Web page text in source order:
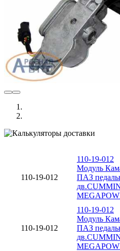
110-19-012
110-19-012
Модуль
ПАЗ
110-19-012
110-19-012
Модуль
ПАЗ